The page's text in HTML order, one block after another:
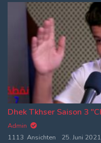
Admin
1113 Ansichten
25. Juni 2021